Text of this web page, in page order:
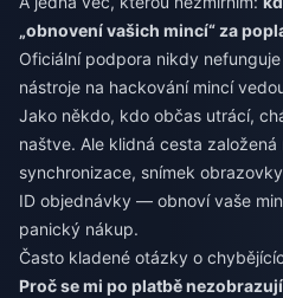
„obnovení vašich mincí“ za
Oficiální podpora nikdy
nástroje na hackování mincí
Jako někdo, kdo občas utrácí,
naštve. Ale klidná cesta
synchronizace, snímek
ID objednávky — obnoví vaše
panický nákup.
Často kladené otázky o
Proč se mi po platbě